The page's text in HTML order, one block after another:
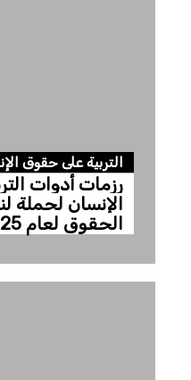
التربية على حقوق
رزمات أدوات
الإنسان لحملة
الحقوق لعام 2025